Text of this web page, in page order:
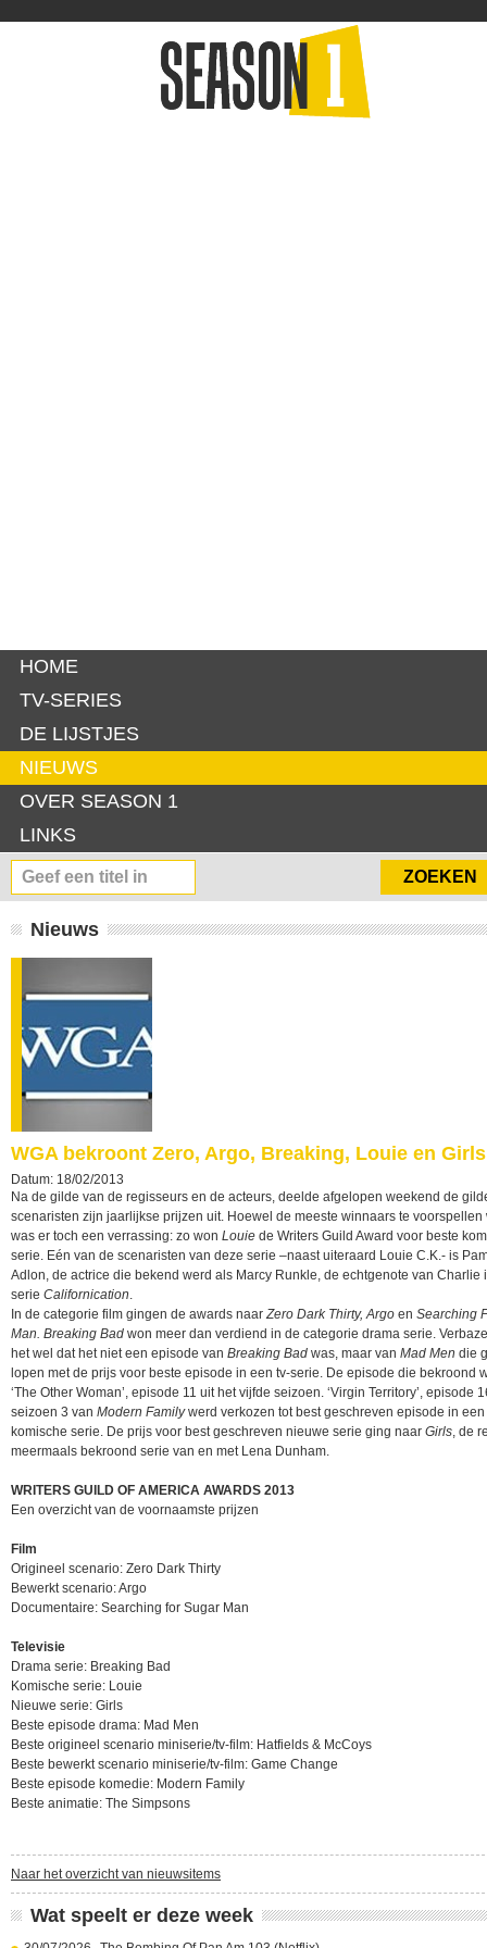
HOME
TV-SERIES
DE LIJSTJES
NIEUWS
OVER SEASON 1
LINKS
Nieuws
WGA bekroont Zero, Argo, Breaking, Louie en Girls
Datum: 18/02/2013
Na de gilde van de regisseurs en de acteurs, deelde afgelopen weekend de
scenaristen zijn jaarlijkse prijzen uit. Hoewel de meeste winnaars te voorspellen
was er toch een verrassing: zo won Louie de Writers Guild Award voor beste
serie. Eén van de scenaristen van deze serie –naast uiteraard Louie C.K.- is
Adlon, de actrice die bekend werd als Marcy Runkle, de echtgenote van Charlie
serie Californication.
In de categorie film gingen de awards naarZero Dark Thirty, Argo en Searching
Man. Breaking Bad won meer dan verdiend in de categorie drama serie.
het wel dat het niet een episode van Breaking Bad was, maar van Mad Men die
lopen met de prijs voor beste episode in een tv-serie. De episode die bekroond
‘The Other Woman’, episode 11 uit het vijfde seizoen. ‘Virgin Territory’, episode
seizoen 3 van Modern Familywerd verkozen tot best geschreven episode in een
komische serie. De prijs voor best geschreven nieuwe serie ging naar Girls, de
meermaals bekroond serie van en met Lena Dunham.
WRITERS GUILD OF AMERICA AWARDS 2013
Een overzicht van de voornaamste prijzen
Film
Origineel scenario: Zero Dark Thirty
Bewerkt scenario: Argo
Documentaire: Searching for Sugar Man
Televisie
Drama serie: Breaking Bad
Komische serie: Louie
Nieuwe serie: Girls
Beste episode drama: Mad Men
Beste origineel scenario miniserie/tv-film: Hatfields & McCoys
Beste bewerkt scenario miniserie/tv-film: Game Change
Beste episode komedie: Modern Family
Beste animatie: The Simpsons
Naar het overzicht van nieuwsitems
Wat speelt er deze week